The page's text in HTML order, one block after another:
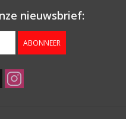
nieuwsbrief:
ABONNEER